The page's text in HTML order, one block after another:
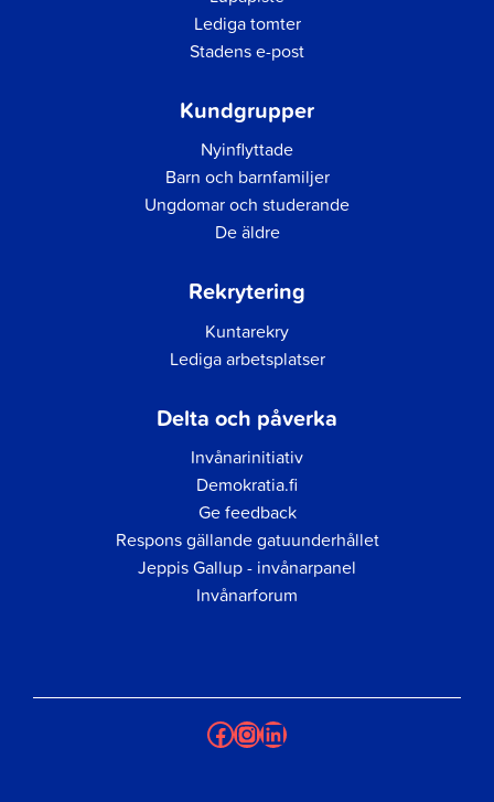
Lediga tomter
Stadens e-post
Kundgrupper
Nyinflyttade
Barn och barnfamiljer
Ungdomar och studerande
De äldre
Rekrytering
Kuntarekry
Lediga arbetsplatser
Delta och påverka
Invånarinitiativ
Demokratia.fi
Ge feedback
Respons gällande gatuunderhållet
Jeppis Gallup - invånarpanel
Invånarforum
Facebook
Instagram
LinkedIn